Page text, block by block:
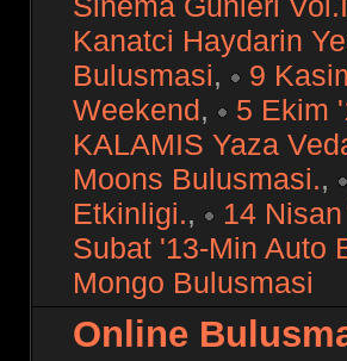
Kanatci Haydarin
Bulusmasi,
9
Weekend, 5 Ekim
KALAMIS Yaza
Moons Bulusmasi.,
Etkinligi.,
14
Subat '13-Min Auto
Mongo Bulusmasi
Online